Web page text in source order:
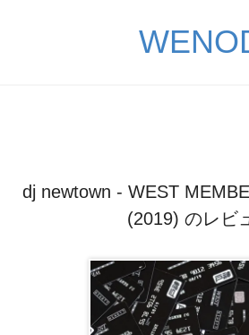
dj newtown - WEST
(2019) のレビ